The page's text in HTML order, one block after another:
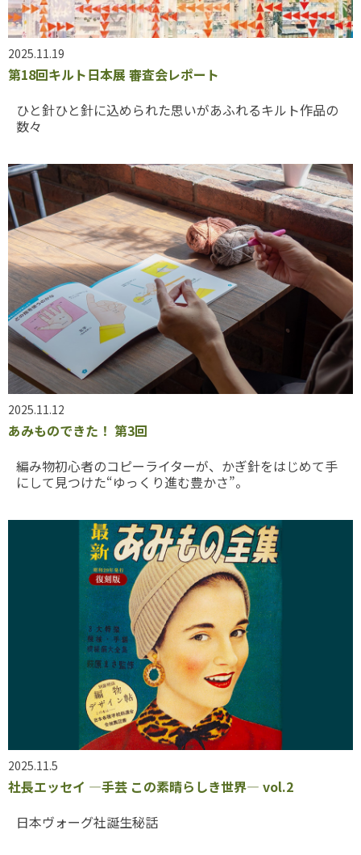
2025.11.19
第18回キルト日本展 審査会レポート
ひと針ひと針に込められた思いがあふれるキルト作品の
数々
2025.11.12
あみものできた！ 第3回
編み物初心者のコピーライターが、かぎ針をはじめて手
にして見つけた“ゆっくり進む豊かさ”。
2025.11.5
社長エッセイ ―手芸 この素晴らしき世界― vol.2
日本ヴォーグ社誕生秘話